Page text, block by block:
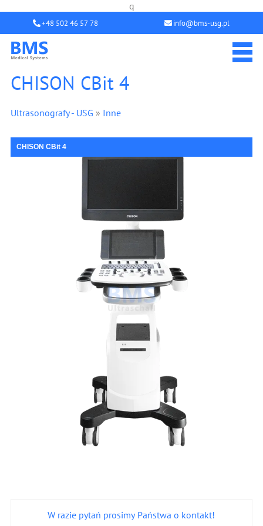
q
+48 502 46 57 78 info@bms-usg.pl
CHISON CBit 4
Ultrasonografy - USG » Inne
CHISON CBit 4
W razie pytań prosimy Państwa o kontakt!